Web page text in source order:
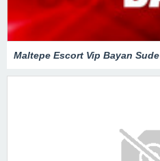
Maltepe Escort Vip Bayan Sude